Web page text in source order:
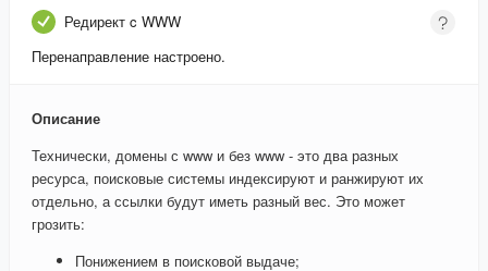
Редирект c WWW
Перенаправление настроено.
Описание
Технически, домены с www и без www - это два разных
ресурса, поисковые системы индексируют и ранжируют их
отдельно, а ссылки будут иметь разный вес. Это может
грозить:
Понижением в поисковой выдаче;